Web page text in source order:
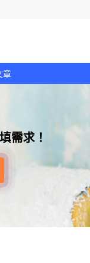
章
需求！